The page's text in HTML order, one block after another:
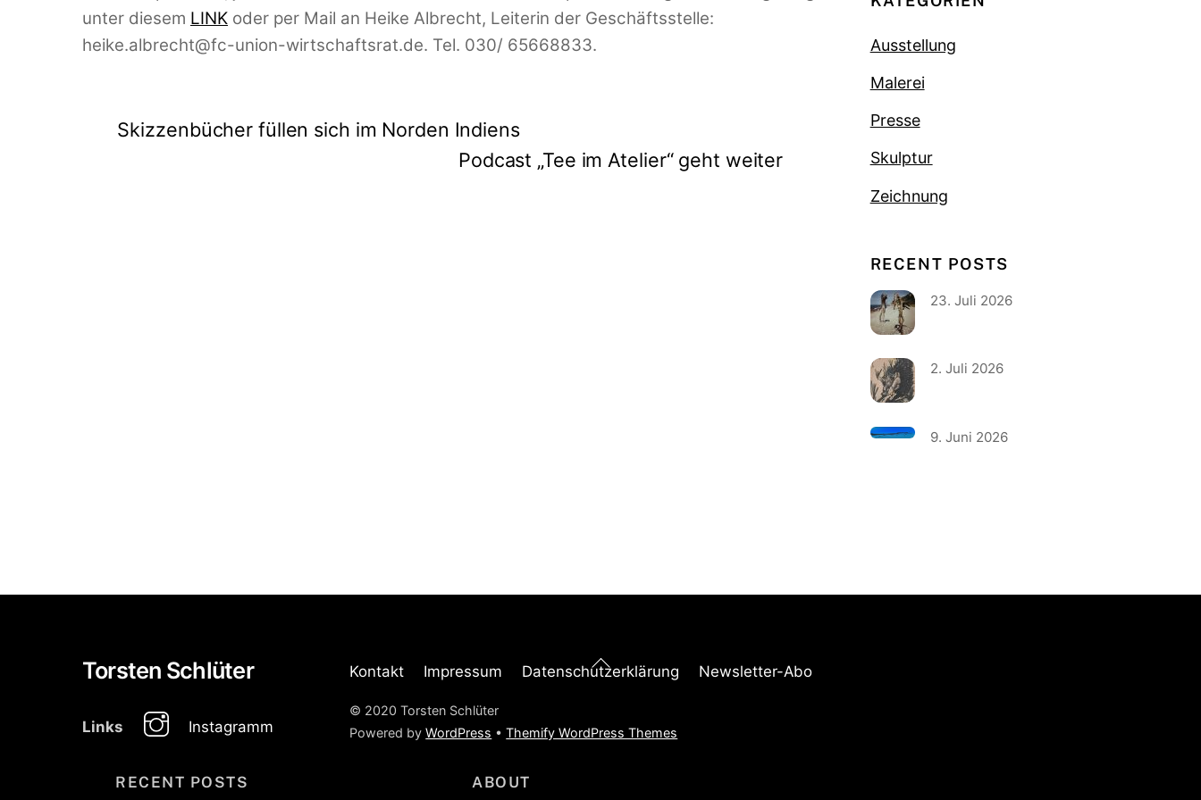
unter diesem LINK oder per Mail an Heike Albrecht, Leiterin der Geschäftsstelle:
heike.albrecht@fc-union-wirtschaftsrat.de. Tel. 030/ 65668833.
Skizzenbücher füllen sich im Norden Indiens
Podcast „Tee im Atelier“ geht weiter
Ausstellung
Malerei
Presse
Skulptur
Zeichnung
RECENT POSTS
23. Juli 2026
2. Juli 2026
9. Juni 2026
Back
To
Torsten Schlüter
Links Instagramm
Kontakt Impressum Datenschutzerklärung Newsletter-Abo
© 2020 Torsten Schlüter
Powered byWordPress •Themify WordPress Themes
RECENT POSTS ABOUT